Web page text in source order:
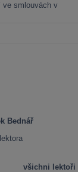
ve smlouvách v
Bednář
všichni lektoři